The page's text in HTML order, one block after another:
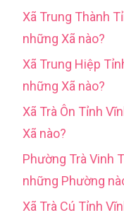
Xã Trung Thành
những Xã nào?
Xã Trung Hiệp
những Xã nào?
Xã Trà Ôn Tỉnh
Xã nào?
Phường Trà Vinh
những Phường
Xã Trà Cú Tỉnh